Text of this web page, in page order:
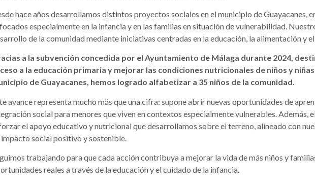
hace años desarrollamos distintos proyectos sociales en el municipio de Guayacanes,
especialmente en la infancia y en las familias en situación de vulnerabilidad.
de la comunidad mediante iniciativas centradas en la educación, la alimentación y
a la subvención concedida por el Ayuntamiento de Málaga durante 2024,
a la educación primaria y mejorar las condiciones nutricionales de niños y niñas
de Guayacanes, hemos logrado alfabetizar a 35 niños de la comunidad.
avance representa mucho más que una cifra: supone abrir nuevas oportunidades de
social para menores que viven en contextos especialmente vulnerables. Además,
el apoyo educativo y nutricional que desarrollamos sobre el terreno, alineado con
impacto social positivo y sostenible.
trabajando para que cada acción contribuya a mejorar la vida de más niños y
reales a través de la educación y el cuidado de la infancia.